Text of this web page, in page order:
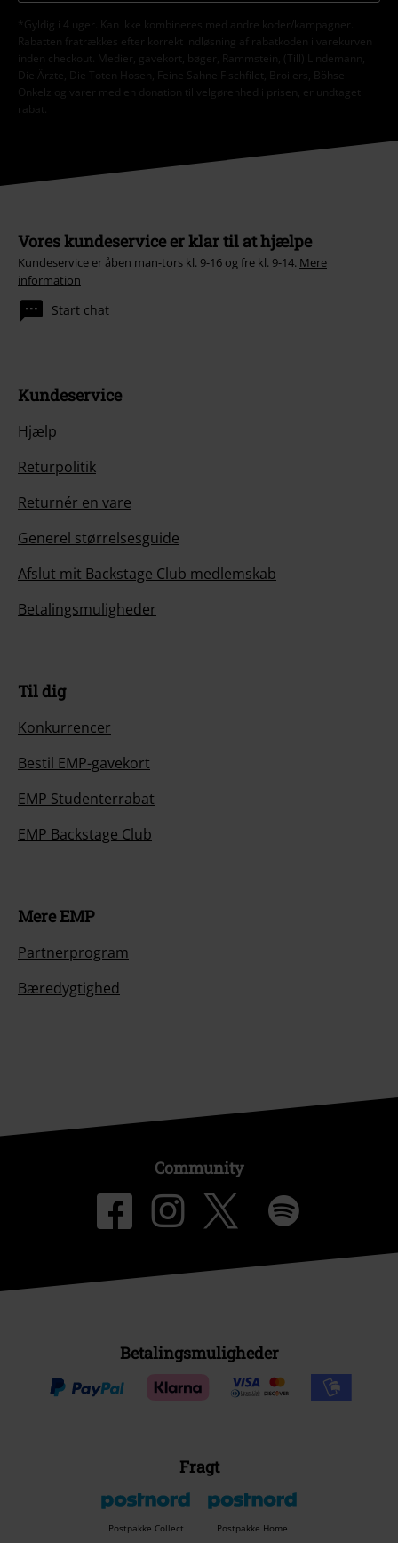
*Gyldig i 4 uger. Kan ikke kombineres med andre koder/kampagner.
Rabatten fratrækkes efter korrekt indløsning af rabatkoden i varekurven
inden checkout. Medier, gavekort, bøger, Rammstein, (Till) Lindemann,
Die Ärzte, Die Toten Hosen, Feine Sahne Fischfilet, Broilers, Böhse
Onkelz og varer med en donation til velgørenhed i prisen, er undtaget
rabat.
Vores kundeservice er klar til at hjælpe
Kundeservice er åben man-tors kl. 9-16 og fre kl. 9-14. Mere
information
Start chat
Kundeservice
Hjælp
Returpolitik
Returnér en vare
Generel størrelsesguide
Afslut mit Backstage Club medlemskab
Betalingsmuligheder
Til dig
Konkurrencer
Bestil EMP-gavekort
EMP Studenterrabat
EMP Backstage Club
Mere EMP
Partnerprogram
Bæredygtighed
Community
Betalingsmuligheder
Fragt
Postpakke Collect Postpakke Home